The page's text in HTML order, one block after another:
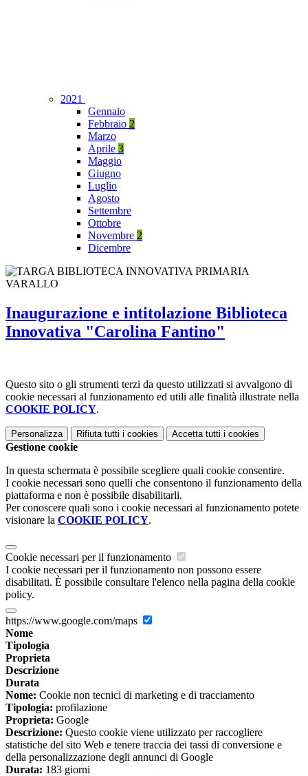
2021
Gennaio
Febbraio 2
Marzo
Aprile 3
Maggio
Giugno
Luglio
Agosto
Settembre
Ottobre
Novembre 2
Dicembre
Inaugurazione e intitolazione Biblioteca
Innovativa "Carolina Fantino"
Questo sito o gli strumenti terzi da questo utilizzati si avvalgono di
cookie necessari al funzionamento ed utili alle finalità illustrate nella
COOKIE POLICY.
Personalizza Rifiuta tutti i cookies Accetta tutti i cookies
Gestione cookie
In questa schermata è possibile scegliere quali cookie consentire.
I cookie necessari sono quelli che consentono il funzionamento della
piattaforma e non è possibile disabilitarli.
Per conoscere quali sono i cookie necessari al funzionamento potete
visionare la COOKIE POLICY.
Cookie necessari per il funzionamento
I cookie necessari per il funzionamento non possono essere
disabilitati. È possibile consultare l'elenco nella pagina della cookie
policy.
https://www.google.com/maps
Nome
Tipologia
Proprieta
Descrizione
Durata
Nome: Cookie non tecnici di marketing e di tracciamento
Tipologia: profilazione
Proprieta: Google
Descrizione: Questo cookie viene utilizzato per raccogliere
statistiche del sito Web e tenere traccia dei tassi di conversione e
della personalizzazione degli annunci di Google
Durata: 183 giorni